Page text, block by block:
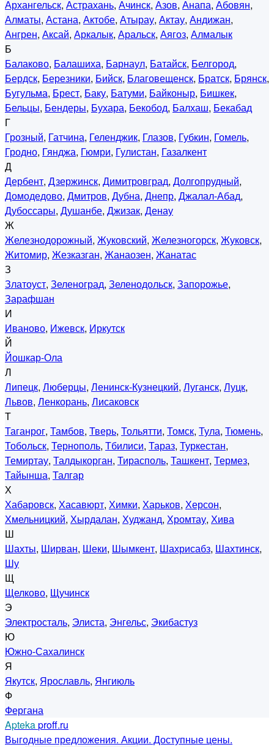
Архангельск, Астрахань, Ачинск, Азов, Анапа, Абовян,
Алматы, Астана, Актобе, Атырау, Актау, Андижан,
Ангрен, Аксай, Аркалык, Аральск, Аягоз, Алмалык
Б
Балаково, Балашиха, Барнаул, Батайск, Белгород,
Бердск, Березники, Бийск, Благовещенск, Братск, Брянск,
Бугульма, Брест, Баку, Батуми, Байконыр, Бишкек,
Бельцы, Бендеры, Бухара, Бекобод, Балхаш, Бекабад
Г
Грозный, Гатчина, Геленджик, Глазов, Губкин, Гомель,
Гродно, Гянджа, Гюмри, Гулистан, Газалкент
Д
Дербент, Дзержинск, Димитровград, Долгопрудный,
Домодедово, Дмитров, Дубна, Днепр, Джалал-Абад,
Дубоссары, Душанбе, Джизак, Денау
Ж
Железнодорожный, Жуковский, Железногорск, Жуковск,
Житомир, Жезказган, Жанаозен, Жанатас
З
Златоуст, Зеленоград, Зеленодольск, Запорожье,
Зарафшан
И
Иваново, Ижевск, Иркутск
Й
Йошкар-Ола
Л
Липецк, Люберцы, Ленинск-Кузнецкий, Луганск, Луцк,
Львов, Ленкорань, Лисаковск
Т
Таганрог, Тамбов, Тверь, Тольятти, Томск, Тула, Тюмень,
Тобольск, Тернополь, Тбилиси, Тараз, Туркестан,
Темиртау, Талдыкорган, Тирасполь, Ташкент, Термез,
Тайынша, Талгар
Х
Хабаровск, Хасавюрт, Химки, Харьков, Херсон,
Хмельницкий, Хырдалан, Худжанд, Хромтау, Хива
Ш
Шахты, Ширван, Шеки, Шымкент, Шахрисабз, Шахтинск,
Шу
Щ
Щелково, Щучинск
Э
Электросталь, Элиста, Энгельс, Экибастуз
Ю
Южно-Сахалинск
Я
Якутск, Ярославль, Янгиюль
Ф
Фергана
Aptekaproff.ru
Выгодные предложения. Акции. Доступные цены.